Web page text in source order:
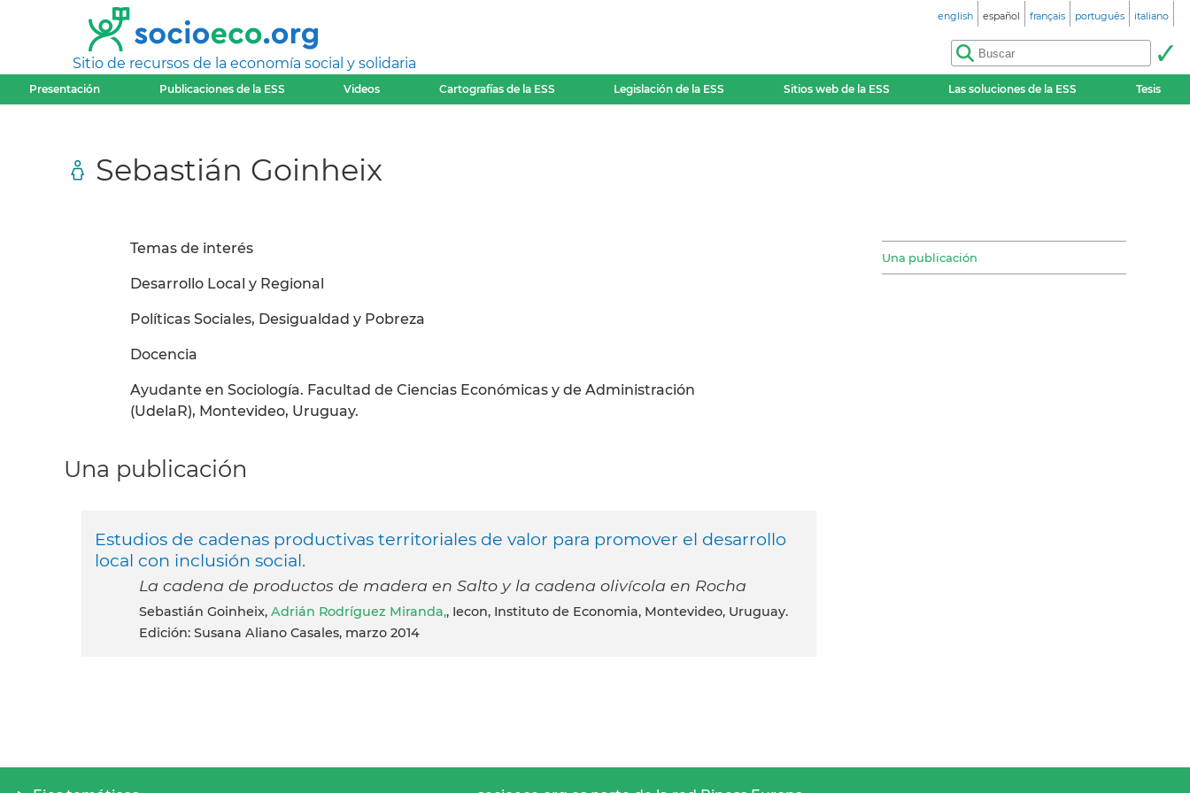
Sitio de recursos de la economía social y solidaria
english español français português italiano
Presentación Publicaciones de la ESS Videos Cartografías de la ESS Legislación de la ESS Sitios web de la ESS Las soluciones de la ESS Tesis
Sebastián Goinheix
Temas de interés
Desarrollo Local y Regional
Políticas Sociales, Desigualdad y Pobreza
Docencia
Ayudante en Sociología. Facultad de Ciencias Económicas y de Administración
(UdelaR), Montevideo, Uruguay.
Una publicación
Una publicación
Estudios de cadenas productivas territoriales de valor para promover el desarrollo
local con inclusión social.
La cadena de productos de madera en Salto y la cadena olivícola en Rocha
Sebastián Goinheix, Adrián Rodríguez Miranda,, Iecon, Instituto de Economia, Montevideo, Uruguay.
Edición: Susana Aliano Casales, marzo 2014